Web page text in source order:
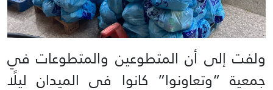
ولفت إلى أن المتطوعين والمتطوعات في
جمعية “وتعاونوا” كانوا في الميدان ليلًا